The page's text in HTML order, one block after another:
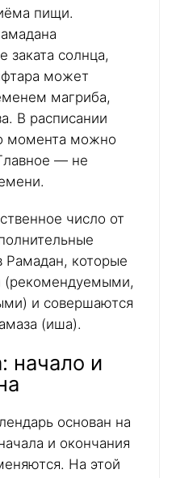
пищи.
заката солнца,
может
магриба,
В расписании
момента можно
— не
число от
Рамадан, которые
(рекомендуемыми,
и совершаются
(иша).
начало и
основан на
и окончания
На этой